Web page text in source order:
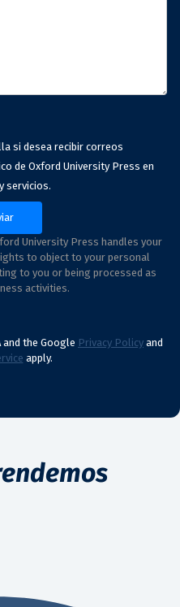
si desea recibir correos
de Oxford University Press en
servicios.
University Press handles your
to object to your personal
to you or being processed as
activities.
and the Google Privacy Policy and
apply.